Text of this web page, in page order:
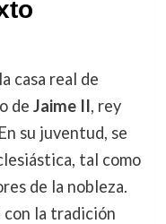
casa real de
de Jaime II, rey
su juventud, se
tal como
de la nobleza.
con la tradición